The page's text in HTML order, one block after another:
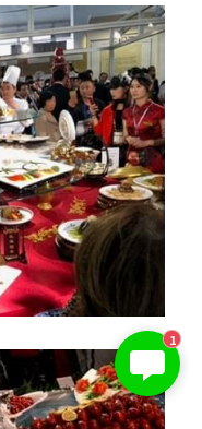
ぐ👉
1